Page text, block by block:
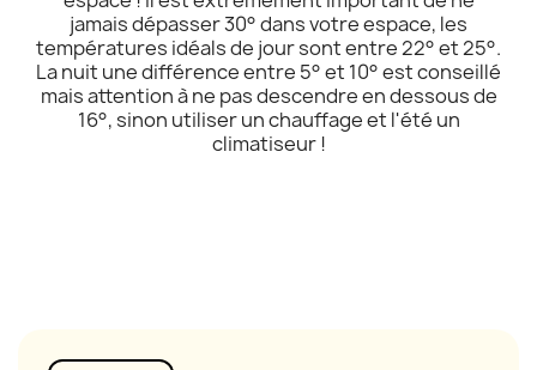
jamais dépasser 30° dans votre espace, les
températures idéals de jour sont entre 22° et 25°.
La nuit une différence entre 5° et 10° est conseillé
mais attention à ne pas descendre en dessous de
16°, sinon utiliser un chauffage et l'été un
climatiseur !